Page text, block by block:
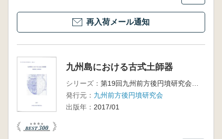
再入荷メール通知
九州島における古式土師器
シリーズ：
発行元： 九州前方後円墳研究会
出版年： 2017/01